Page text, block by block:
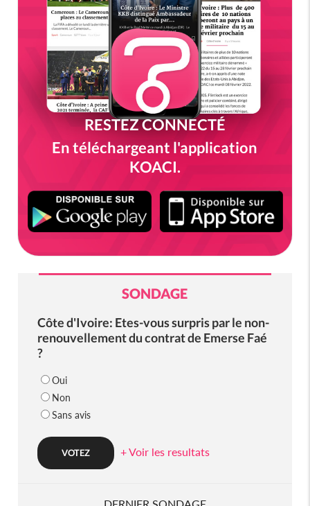
RESTEZ CONNECTÉ
En téléchargeant l'application
KOACI.
SONDAGE
Côte d'Ivoire: Etes-vous surpris par le non-
renouvellement du contrat de Emerse Faé
?
Oui
Non
Sans avis
+ Voir les resultats